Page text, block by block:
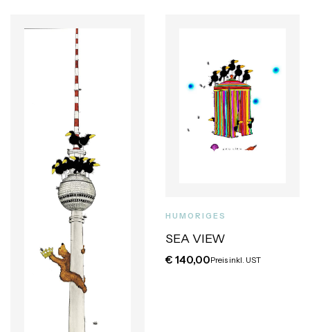
HUMORIGES
SEA VIEW
€ 140,00Preis inkl. UST